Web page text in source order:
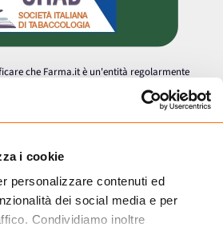
i cookie
personalizzare contenuti ed
dei social media e per
Condividiamo inoltre
che Farma.it è un'entità regolarmente
Salute a effettuare la vendita online di